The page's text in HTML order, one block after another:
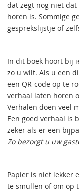
dat zegt nog niet dat
horen is. Sommige
gesprekslijstje of
In dit boek hoort bij
zo u wilt. Als u een
een QR-code op te
verhaal laten horen
Verhalen doen veel
Een goed verhaal is
zeker als er een
Zo bezorgt u uw
Papier is niet lekker
te smullen of om op